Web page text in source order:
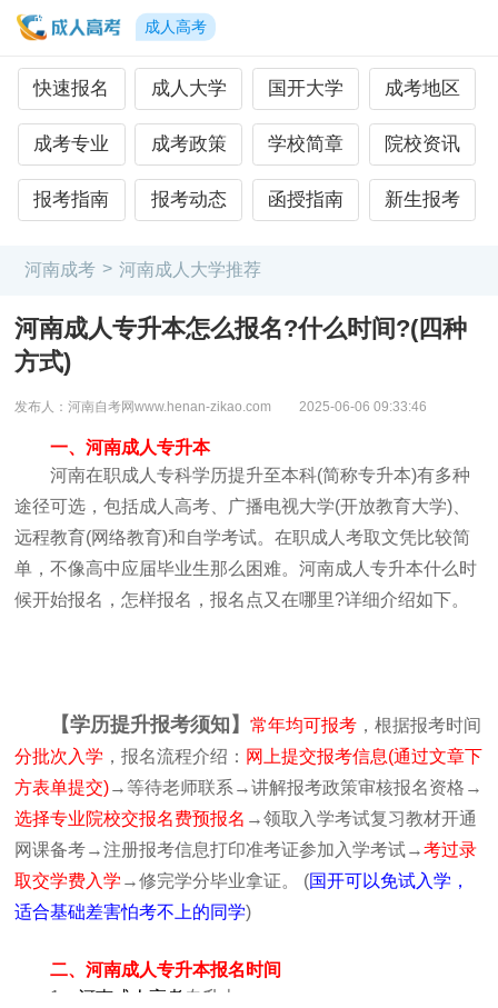
成人高考
快速报名 成人大学 国开大学 成考地区
成考专业 成考政策 学校简章 院校资讯
报考指南 报考动态 函授指南 新生报考
河南成考 > 河南成人大学推荐
河南成人专升本怎么报名?什么时间?(四种
方式)
发布人：河南自考网www.henan-zikao.com 2025-06-06 09:33:46
一、河南成人专升本
河南在职成人专科学历提升至本科(简称专升本)有多种
途径可选，包括成人高考、广播电视大学(开放教育大学)、
远程教育(网络教育)和自学考试。在职成人考取文凭比较简
单，不像高中应届毕业生那么困难。河南成人专升本什么时
候开始报名，怎样报名，报名点又在哪里?详细介绍如下。
【学历提升报考须知】 常年均可报考 ，根据报考时间
分批次入学 ，报名流程介绍： 网上提交报考信息(通过文章下
方表单提交)→等待老师联系→讲解报考政策审核报名资格→
选择专业院校交报名费预报名 →领取入学考试复习教材开通
网课备考→注册报考信息打印准考证参加入学考试→考过录
取交学费入学 →修完学分毕业拿证。 (国开可以免试入学，
适合基础差害怕考不上的同学)
二、河南成人专升本报名时间
1、 河南成人高考 专升本